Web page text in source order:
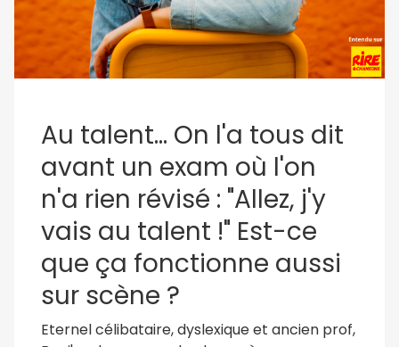
Au talent... On l'a tous dit
avant un exam où l'on
n'a rien révisé : "Allez, j'y
vais au talent !" Est-ce
que ça fonctionne aussi
sur scène ?
Eternel célibataire, dyslexique et ancien prof,